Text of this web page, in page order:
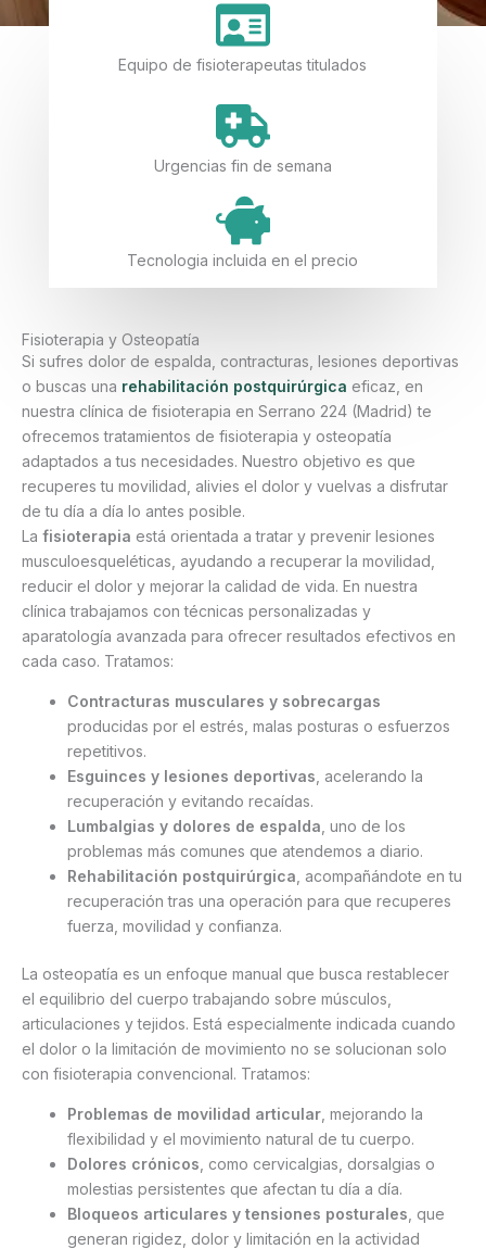
Equipo de fisioterapeutas titulados
Urgencias fin de semana
Tecnologia incluida en el precio
Fisioterapia y Osteopatía
Si sufres dolor de espalda, contracturas, lesiones deportivas
o buscas una rehabilitación postquirúrgica eficaz, en
nuestra clínica de fisioterapia en Serrano 224 (Madrid) te
ofrecemos tratamientos de fisioterapia y osteopatía
adaptados a tus necesidades. Nuestro objetivo es que
recuperes tu movilidad, alivies el dolor y vuelvas a disfrutar
de tu día a día lo antes posible.
La fisioterapia está orientada a tratar y prevenir lesiones
musculoesqueléticas, ayudando a recuperar la movilidad,
reducir el dolor y mejorar la calidad de vida. En nuestra
clínica trabajamos con técnicas personalizadas y
aparatología avanzada para ofrecer resultados efectivos en
cada caso. Tratamos:
Contracturas musculares y sobrecargas
producidas por el estrés, malas posturas o esfuerzos
repetitivos.
Esguinces y lesiones deportivas , acelerando la
recuperación y evitando recaídas.
Lumbalgias y dolores de espalda , uno de los
problemas más comunes que atendemos a diario.
Rehabilitación postquirúrgica , acompañándote en tu
recuperación tras una operación para que recuperes
fuerza, movilidad y confianza.
La osteopatía es un enfoque manual que busca restablecer
el equilibrio del cuerpo trabajando sobre músculos,
articulaciones y tejidos. Está especialmente indicada cuando
el dolor o la limitación de movimiento no se solucionan solo
con fisioterapia convencional. Tratamos:
Problemas de movilidad articular , mejorando la
flexibilidad y el movimiento natural de tu cuerpo.
Dolores crónicos , como cervicalgias, dorsalgias o
molestias persistentes que afectan tu día a día.
Bloqueos articulares y tensiones posturales , que
generan rigidez, dolor y limitación en la actividad